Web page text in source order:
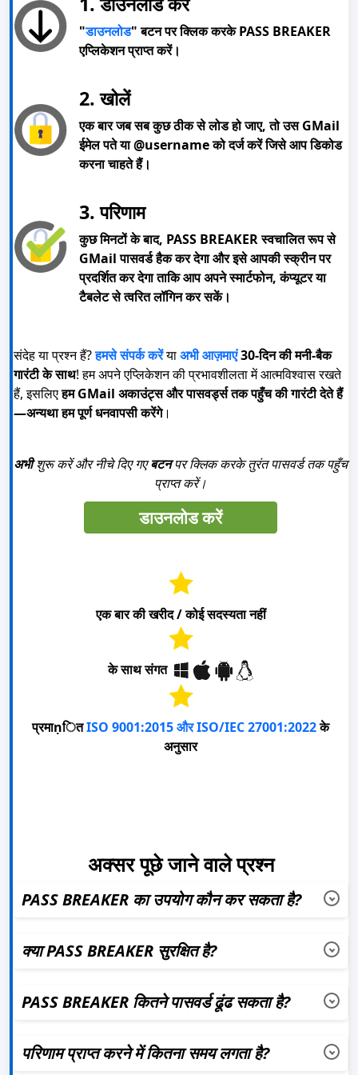
"डाउनलोड" बटन पर क्लिक करके PASS BREAKER
एप्लिकेशन प्राप्त करें।
2. खोलें
एक बार जब सब कुछ ठीक से लोड हो जाए, तो उस GMail
ईमेल पते या @username को दर्ज करें जिसे आप डिकोड
करना चाहते हैं।
3. परिणाम
कुछ मिनटों के बाद, PASS BREAKER स्वचालित रूप से
GMail पासवर्ड हैक कर देगा और इसे आपकी स्क्रीन पर
प्रदर्शित कर देगा ताकि आप अपने स्मार्टफोन, कंप्यूटर या
टैबलेट से त्वरित लॉगिन कर सकें।
संदेह या प्रश्न हैं?हमसे संपर्क करेंयाअभी आज़माएं30-दिन की मनी-बैक
गारंटी के साथ! हम अपने एप्लिकेशन की प्रभावशीलता में आत्मविश्वास रखते
हैं, इसलिएहम GMail अकाउंट्स और पासवर्ड्स तक पहुँच की गारंटी देते हैं
—अन्यथा हम पूर्ण धनवापसी करेंगे।
अभीशुरू करें और नीचे दिए गएबटनपर क्लिक करके तुरंत पासवर्ड तक पहुँच
प्राप्त करें।
डाउनलोड करें
एक बार की खरीद / कोई सदस्यता नहीं
के साथ संगत
प्रमाṇितISO 9001:2015 और ISO/IEC 27001:2022के
अनुसार
अक्सर पूछे जाने वाले प्रश्न
PASS BREAKER का उपयोग कौन कर सकता है?
PASS BREAKER का उपयोग कर सकता है।
क्या PASS BREAKER सुरक्षित है?
PASS BREAKER कितने पासवर्ड ढूंढ सकता है?
उतने पुनर्प्राप्त कर सकता है।
परिणाम प्राप्त करने में कितना समय लगता है?